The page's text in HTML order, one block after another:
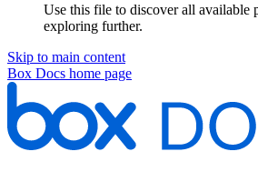
Use this file to discover all available
exploring further.
Skip to main content
Box Docs home page